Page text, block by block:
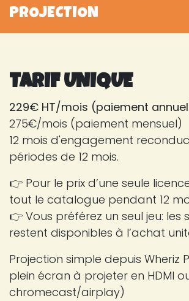
PROJECTION
TARIF UNIQUE
229€ HT/mois (paiement
275€/mois (paiement mensuel)
12 mois d'engagement
périodes de 12 mois.
👉 Pour le prix d’une seule
tout le catalogue pendant 12
👉 Vous préférez un seul jeu: les
restent disponibles à l’achat
Projection simple depuis Wheriz
plein écran à projeter en HDMI
chromecast/airplay)